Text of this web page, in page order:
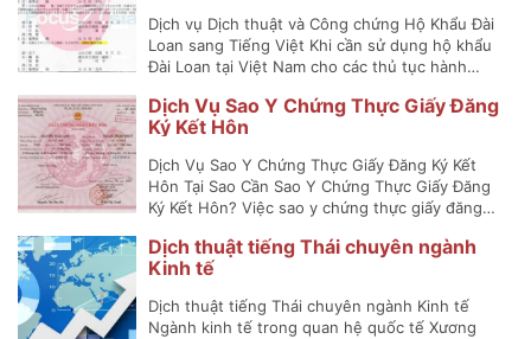
Dịch vụ Dịch thuật và Công chứng Hộ Khẩu Đài
Loan sang Tiếng Việt Khi cần sử dụng hộ khẩu
Đài Loan tại Việt Nam cho các thủ tục hành…
Dịch Vụ Sao Y Chứng Thực Giấy Đăng
Ký Kết Hôn
Dịch Vụ Sao Y Chứng Thực Giấy Đăng Ký Kết
Hôn Tại Sao Cần Sao Y Chứng Thực Giấy Đăng
Ký Kết Hôn? Việc sao y chứng thực giấy đăng…
Dịch thuật tiếng Thái chuyên ngành
Kinh tế
Dịch thuật tiếng Thái chuyên ngành Kinh tế
Ngành kinh tế trong quan hệ quốc tế Xương